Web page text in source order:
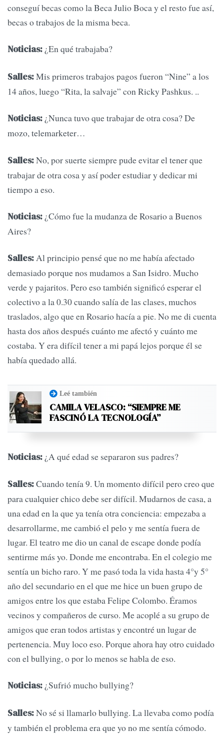
conseguí becas como la Beca Julio Boca y el resto fue así,
becas o trabajos de la misma beca.
Noticias: ¿En qué trabajaba?
Salles:Mis primeros trabajos pagos fueron “Nine” a los
14 años, luego “Rita, la salvaje” con Ricky Pashkus. ..
Noticias: ¿Nunca tuvo que trabajar de otra cosa? De
mozo, telemarketer…
Salles:No, por suerte siempre pude evitar el tener que
trabajar de otra cosa y así poder estudiar y dedicar mi
tiempo a eso.
Noticias: ¿Cómo fue la mudanza de Rosario a Buenos
Aires?
Salles:Al principio pensé que no me había afectado
demasiado porque nos mudamos a San Isidro. Mucho
verde y pajaritos. Pero eso también significó esperar el
colectivo a la 0.30 cuando salía de las clases, muchos
traslados, algo que en Rosario hacía a pie. No me di cuenta
hasta dos años después cuánto me afectó y cuánto me
costaba. Y era difícil tener a mi papá lejos porque él se
había quedado allá.
Leé también
CAMILA VELASCO: “SIEMPRE ME
FASCINÓ LA TECNOLOGÍA”
Noticias: ¿A qué edad se separaron sus padres?
Salles:Cuando tenía 9. Un momento difícil pero creo que
para cualquier chico debe ser difícil. Mudarnos de casa, a
una edad en la que ya tenía otra conciencia: empezaba a
desarrollarme, me cambió el pelo y me sentía fuera de
lugar. El teatro me dio un canal de escape donde podía
sentirme más yo. Donde me encontraba. En el colegio me
sentía un bicho raro. Y me pasó toda la vida hasta 4°y 5°
año del secundario en el que me hice un buen grupo de
amigos entre los que estaba Felipe Colombo. Éramos
vecinos y compañeros de curso. Me acoplé a su grupo de
amigos que eran todos artistas y encontré un lugar de
pertenencia. Muy loco eso. Porque ahora hay otro cuidado
con el bullying, o por lo menos se habla de eso.
Noticias: ¿Sufrió mucho bullying?
Salles:No sé si llamarlo bullying. La llevaba como podía
y también el problema era que yo no me sentía cómodo.